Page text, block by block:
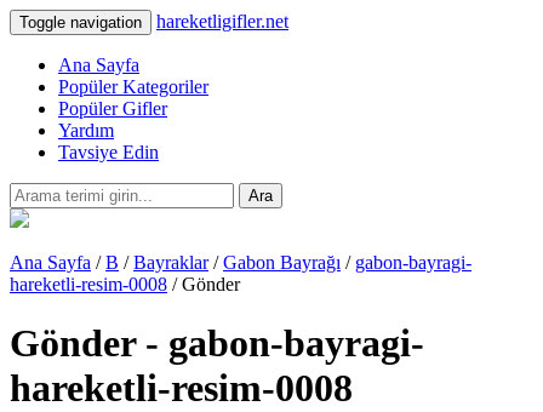
Toggle navigation hareketligifler.net
Ana Sayfa
Popüler Kategoriler
Popüler Gifler
Yardım
Tavsiye Edin
Ara
Ana Sayfa /B /Bayraklar/Gabon Bayrağı / gabon-bayragi-
hareketli-resim-0008 / Gönder
Gönder - gabon-bayragi-
hareketli-resim-0008